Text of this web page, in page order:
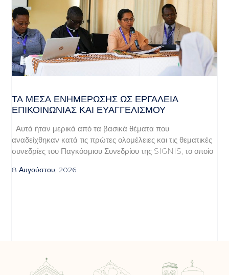
ΤΑ ΜΈΣΑ ΕΝΗΜΈΡΩΣΗΣ ΩΣ ΕΡΓΑΛΕΊΑ
ΕΠΙΚΟΙΝΩΝΊΑΣ ΚΑΙ ΕΥΑΓΓΕΛΙΣΜΟΎ
Αυτά ήταν μερικά από τα βασικά θέματα που
αναδείχθηκαν κατά τις πρώτες ολομέλειες και τις θεματικές
συνεδρίες του Παγκόσμιου Συνεδρίου της SIGNIS, το οποίο
8 Αυγούστου, 2026